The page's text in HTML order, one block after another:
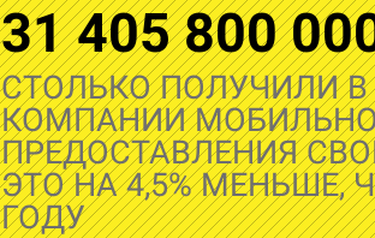
31 405 800
СТОЛЬКО ПОЛУЧИЛИ В
КОМПАНИИ
ПРЕДОСТАВЛЕНИЯ
ЭТО НА 4,5% МЕНЬШЕ,
ГОДУ